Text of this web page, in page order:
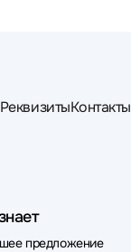
РеквизитыКонтакты
предложение